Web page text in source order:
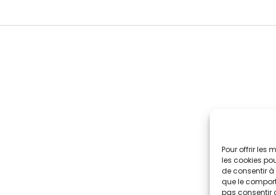
Pour offrir les
les cookies
de consentir
que le
pas consentir